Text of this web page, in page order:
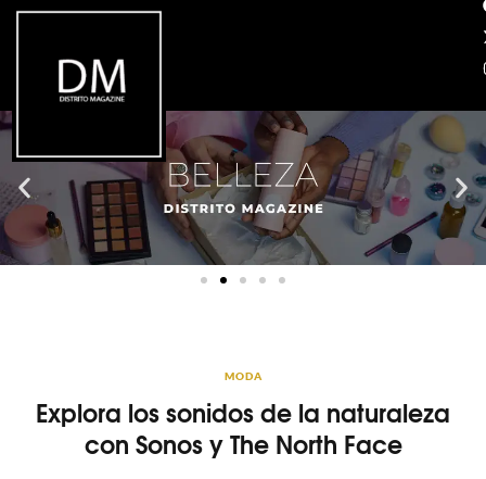
MODA
Explora los sonidos de la naturaleza
con Sonos y The North Face